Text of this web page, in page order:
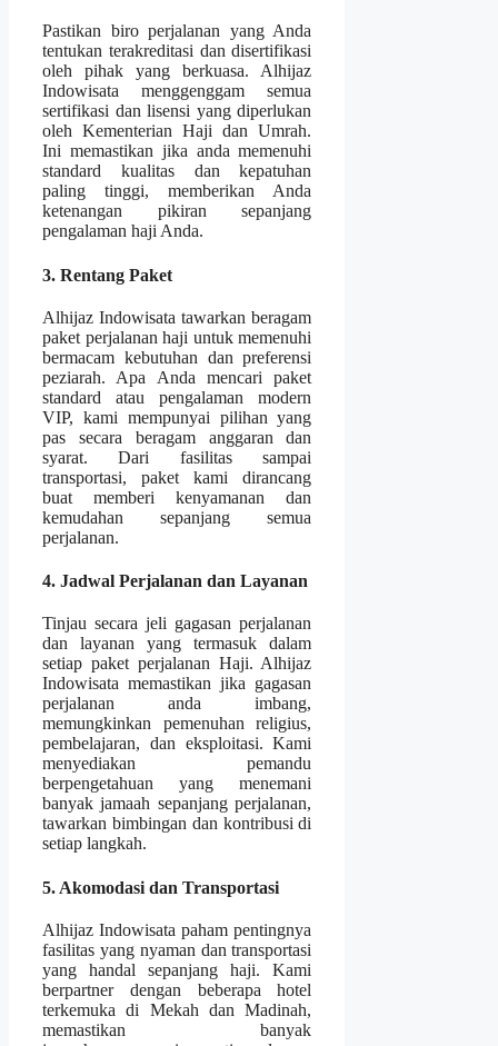
Pastikan biro perjalanan yang Anda
tentukan terakreditasi dan disertifikasi
oleh pihak yang berkuasa. Alhijaz
Indowisata menggenggam semua
sertifikasi dan lisensi yang diperlukan
oleh Kementerian Haji dan Umrah.
Ini memastikan jika anda memenuhi
standard kualitas dan kepatuhan
paling tinggi, memberikan Anda
ketenangan pikiran sepanjang
pengalaman haji Anda.
3. Rentang Paket
Alhijaz Indowisata tawarkan beragam
paket perjalanan haji untuk memenuhi
bermacam kebutuhan dan preferensi
peziarah. Apa Anda mencari paket
standard atau pengalaman modern
VIP, kami mempunyai pilihan yang
pas secara beragam anggaran dan
syarat. Dari fasilitas sampai
transportasi, paket kami dirancang
buat memberi kenyamanan dan
kemudahan sepanjang semua
perjalanan.
4. Jadwal Perjalanan dan Layanan
Tinjau secara jeli gagasan perjalanan
dan layanan yang termasuk dalam
setiap paket perjalanan Haji. Alhijaz
Indowisata memastikan jika gagasan
perjalanan anda imbang,
memungkinkan pemenuhan religius,
pembelajaran, dan eksploitasi. Kami
menyediakan pemandu
berpengetahuan yang menemani
banyak jamaah sepanjang perjalanan,
tawarkan bimbingan dan kontribusi di
setiap langkah.
5. Akomodasi dan Transportasi
Alhijaz Indowisata paham pentingnya
fasilitas yang nyaman dan transportasi
yang handal sepanjang haji. Kami
berpartner dengan beberapa hotel
terkemuka di Mekah dan Madinah,
memastikan banyak